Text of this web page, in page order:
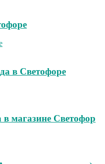
в Светофоре
в магазине Светофор